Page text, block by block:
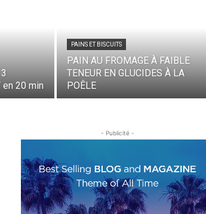
en 20 min
PAINS ET BISCUITS
PAIN AU FROMAGE À FAIBLE
TENEUR EN GLUCIDES À LA
POÊLE
- Publicité -